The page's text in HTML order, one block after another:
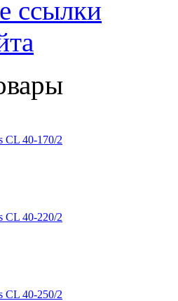
ссылки
CL 40-170/2
CL 40-220/2
CL 40-250/2